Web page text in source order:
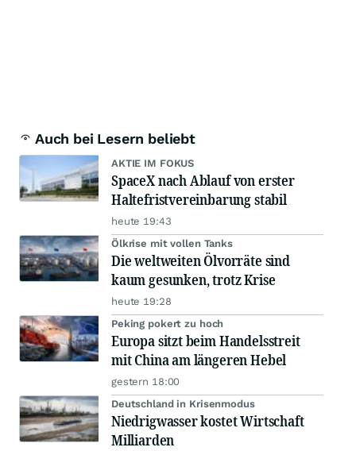
Auch bei Lesern beliebt
AKTIE IM FOKUS
SpaceX nach Ablauf von erster
Haltefristvereinbarung stabil
heute 19:43
Ölkrise mit vollen Tanks
Die weltweiten Ölvorräte sind
kaum gesunken, trotz Krise
heute 19:28
Peking pokert zu hoch
Europa sitzt beim Handelsstreit
mit China am längeren Hebel
gestern 18:00
Deutschland in Krisenmodus
Niedrigwasser kostet Wirtschaft
Milliarden